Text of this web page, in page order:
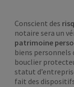
Conscient des
notaire sera un
patrimoine
biens personnels
bouclier
statut
fait des